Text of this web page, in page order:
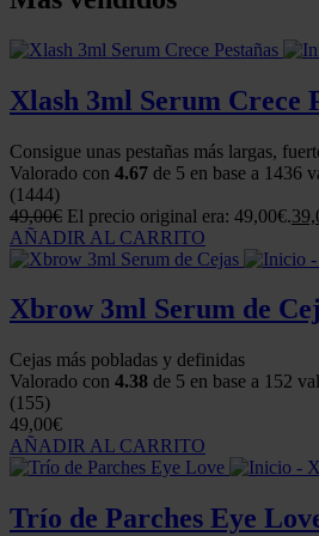
Xlash 3ml Serum Crece
Consigue unas pestañas más largas,
Valorado con 4.67 de 5 en base a 1436
(1444)
49,00€ El precio original era: 49,00€.
AÑADIR AL CARRITO
Xbrow 3ml Serum de
Cejas más pobladas y definidas
Valorado con 4.38 de 5 en base a 152
(155)
49,00€
AÑADIR AL CARRITO
Trío de Parches Eye